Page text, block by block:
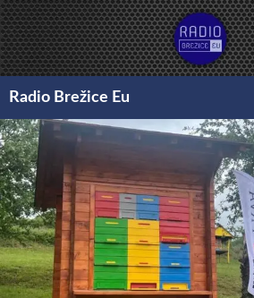
Preskoči
na
vsebino
Radio Brežice Eu